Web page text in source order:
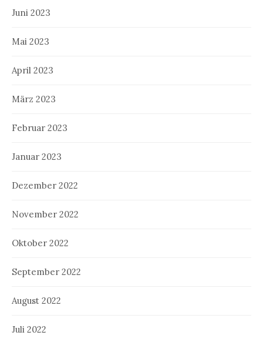
Juni 2023
Mai 2023
April 2023
März 2023
Februar 2023
Januar 2023
Dezember 2022
November 2022
Oktober 2022
September 2022
August 2022
Juli 2022